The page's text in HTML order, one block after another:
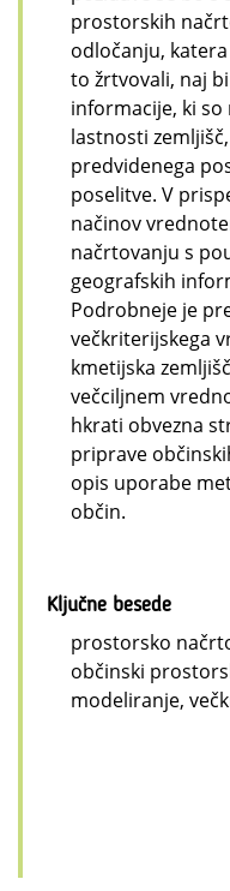
prostorskih
odločanju,
to žrtvovali, naj
informacije, ki
lastnosti
predvidenega
poselitve. V
načinov
načrtovanju s
geografskih
Podrobneje je
večkriterijskega
kmetijska
večciljnem
hkrati obvezna
priprave
opis uporabe
občin.
Ključne besede
prostorsko
občinski
modeliranje,